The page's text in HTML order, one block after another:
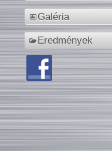
Galéria
Eredmények